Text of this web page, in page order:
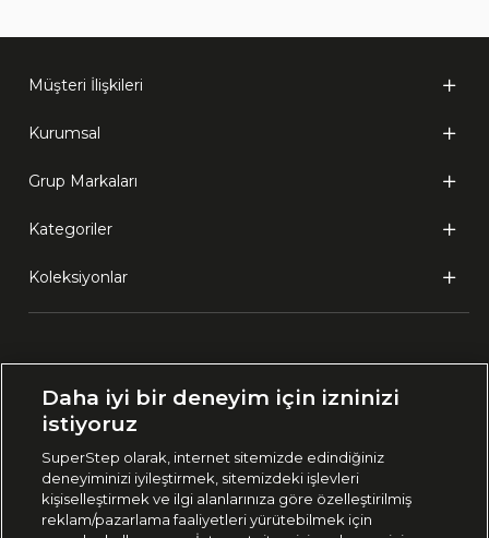
Müşteri İlişkileri
Kurumsal
Grup Markaları
Kategoriler
Koleksiyonlar
🇹🇷 Türkiye
444 37 36
Daha iyi bir deneyim için izninizi
istiyoruz
SuperStep olarak, internet sitemizde edindiğiniz
deneyiminizi iyileştirmek, sitemizdeki işlevleri
kişiselleştirmek ve ilgi alanlarınıza göre özelleştirilmiş
reklam/pazarlama faaliyetleri yürütebilmek için